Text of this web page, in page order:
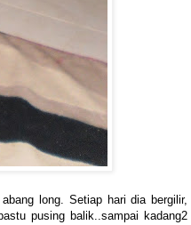
long. Setiap hari dia bergilir,
pusing balik..sampai kadang2